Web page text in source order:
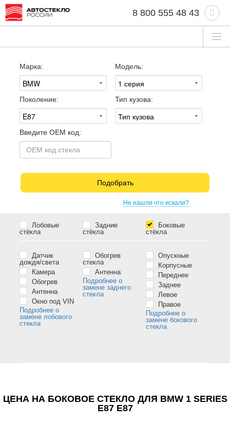
8 800 555 48 43
Марка: Модель:
Поколение: Тип кузова:
Введите OEM код:
Подобрать
Не нашли что искали?
Лобовые
стёкла
Датчик
дождя/света
Камера
Обогрев
Антенна
Окно под VIN
Подробнее о
замене лобового
стекла
Задние
стёкла
Обогрев
стекла
Антенна
Подробнее о
замене заднего
стекла
Боковые
стёкла
Опускные
Корпусные
Переднее
Заднее
Левое
Правое
Подробнее о
замене бокового
стекла
ЦЕНА НА БОКОВОЕ СТЕКЛО ДЛЯ BMW 1 SERIES
E87 E87